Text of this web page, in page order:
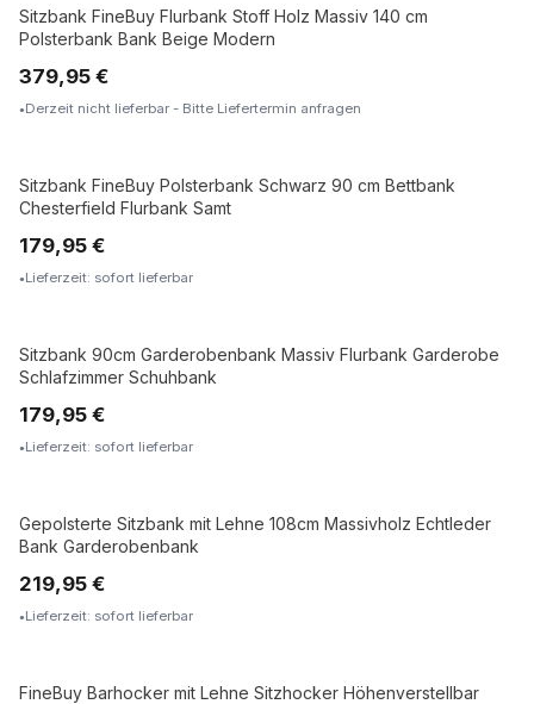
Sitzbank FineBuy Flurbank Stoff Holz Massiv 140 cm
Polsterbank Bank Beige Modern
379,95 €
Derzeit nicht lieferbar - Bitte Liefertermin anfragen
Sitzbank FineBuy Polsterbank Schwarz 90 cm Bettbank
Chesterfield Flurbank Samt
179,95 €
Lieferzeit: sofort lieferbar
Sitzbank 90cm Garderobenbank Massiv Flurbank Garderobe
Schlafzimmer Schuhbank
179,95 €
Lieferzeit: sofort lieferbar
MASSIVHOLZ
Gepolsterte Sitzbank mit Lehne 108cm Massivholz Echtleder
Bank Garderobenbank
219,95 €
Lieferzeit: sofort lieferbar
FineBuy Barhocker mit Lehne Sitzhocker Höhenverstellbar